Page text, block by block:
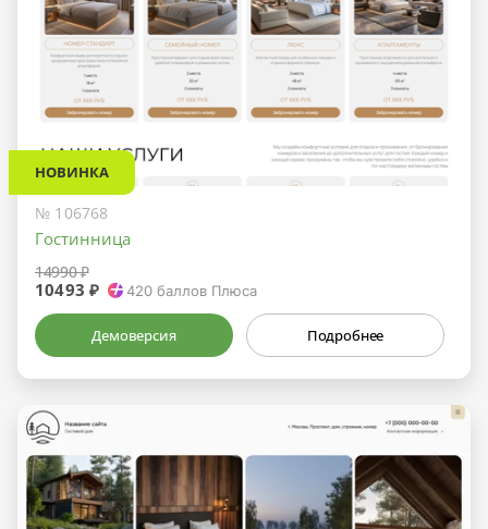
НОВИНКА
№ 106768
Гостинница
14990 ₽
10493 ₽ 420 баллов Плюса
Демоверсия Подробнее